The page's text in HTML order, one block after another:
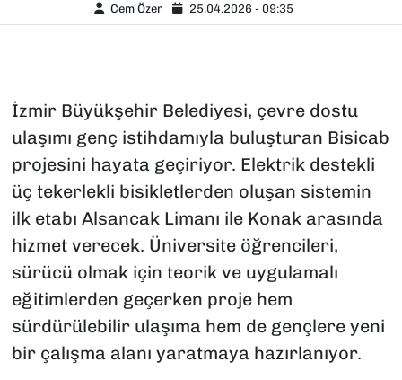
Cem Özer 25.04.2026 - 09:35
İzmir Büyükşehir Belediyesi, çevre dostu
ulaşımı genç istihdamıyla buluşturan Bisicab
projesini hayata geçiriyor. Elektrik destekli
üç tekerlekli bisikletlerden oluşan sistemin
ilk etabı Alsancak Limanı ile Konak arasında
hizmet verecek. Üniversite öğrencileri,
sürücü olmak için teorik ve uygulamalı
eğitimlerden geçerken proje hem
sürdürülebilir ulaşıma hem de gençlere yeni
bir çalışma alanı yaratmaya hazırlanıyor.